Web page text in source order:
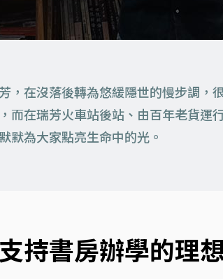
，在沒落後轉為悠緩隱世的慢步調
而在瑞芳火車站後站、由百年老貨
默為大家點亮生命中的光。
持書房辦學的理